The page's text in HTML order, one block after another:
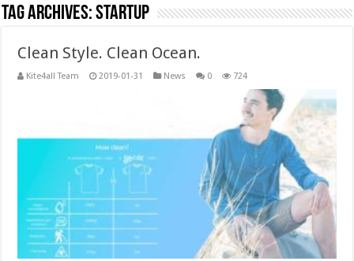
Tag Archives:startup
Clean Style. Clean Ocean.
Kite4all Team 2019-01-31 News 0 724